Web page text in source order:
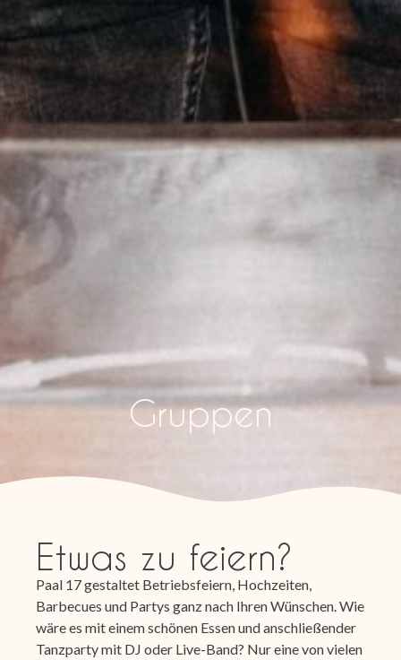
Gruppen
Etwas zu feiern?
Paal 17 gestaltet Betriebsfeiern, Hochzeiten,
Barbecues und Partys ganz nach Ihren Wünschen. Wie
wäre es mit einem schönen Essen und anschließender
Tanzparty mit DJ oder Live-Band? Nur eine von vielen